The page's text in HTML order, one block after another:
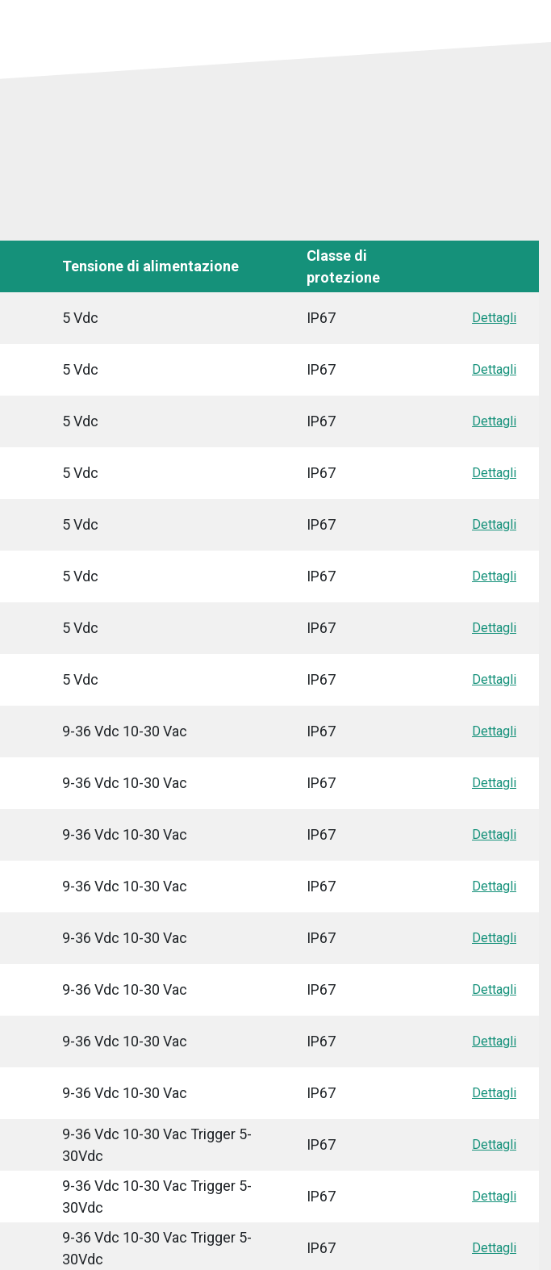
Tensione di alimentazione
Classe di
protezione
5 Vdc IP67 Dettagli
5 Vdc IP67 Dettagli
5 Vdc IP67 Dettagli
5 Vdc IP67 Dettagli
5 Vdc IP67 Dettagli
5 Vdc IP67 Dettagli
5 Vdc IP67 Dettagli
5 Vdc IP67 Dettagli
9-36 Vdc 10-30 Vac IP67 Dettagli
9-36 Vdc 10-30 Vac IP67 Dettagli
9-36 Vdc 10-30 Vac IP67 Dettagli
9-36 Vdc 10-30 Vac IP67 Dettagli
9-36 Vdc 10-30 Vac IP67 Dettagli
9-36 Vdc 10-30 Vac IP67 Dettagli
9-36 Vdc 10-30 Vac IP67 Dettagli
9-36 Vdc 10-30 Vac IP67 Dettagli
9-36 Vdc 10-30 Vac Trigger 5-
30Vdc
IP67 Dettagli
9-36 Vdc 10-30 Vac Trigger 5-
30Vdc
IP67 Dettagli
9-36 Vdc 10-30 Vac Trigger 5-
30Vdc
IP67 Dettagli